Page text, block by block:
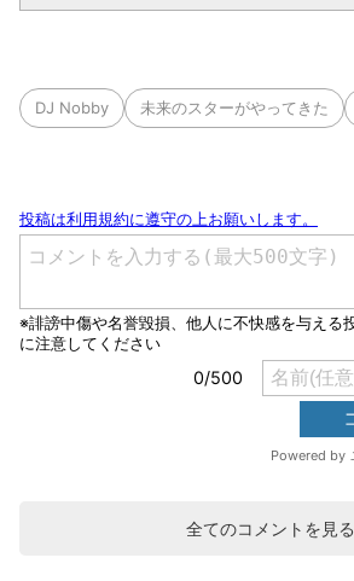
DJ Nobby 未来のスターがやってきた
全てのコメントを見る